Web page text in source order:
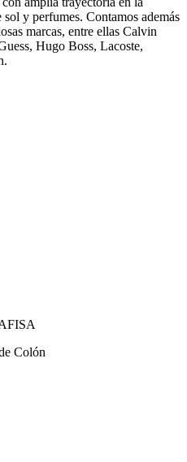
y perfumes. Contamos además
marcas, entre ellas Calvin
Hugo Boss, Lacoste,
Colón